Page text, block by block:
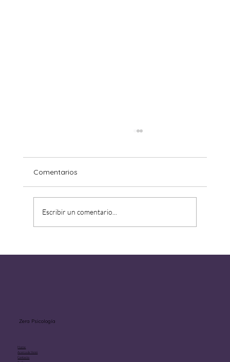
Comentarios
Escribir un comentario...
Zera Psicología
Home
Acerca de Yenni
Contacto